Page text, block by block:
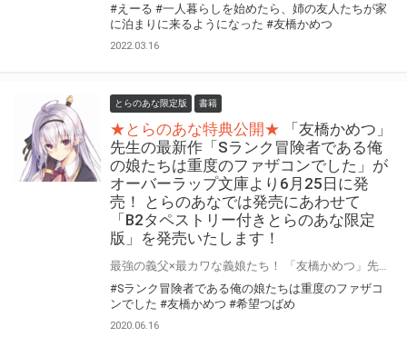
#えーる #一人暮らしを始めたら、姉の友人たちが家
に泊まりに来るようになった #友橋かめつ
2022.03.16
とらのあな限定版 書籍
★とらのあな特典公開★
「友橋かめつ」
先生の最新作「Sランク冒険者である俺
の娘たちは重度のファザコンでした」が
オーバーラップ文庫より6月25日に発
売！ とらのあなでは発売にあわせて
「B2タペストリー付きとらのあな限定
版」を発売いたします！
#Sランク冒険者である俺の娘たちは重度のファザコ
ンでした #友橋かめつ #希望つばめ
2020.06.16